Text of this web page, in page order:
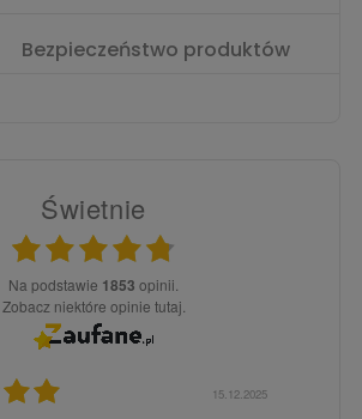
Bezpieczeństwo produktów
Świetnie
Na podstawie 1853 opinii.
Zobacz niektóre opinie tutaj.
15.12.2025